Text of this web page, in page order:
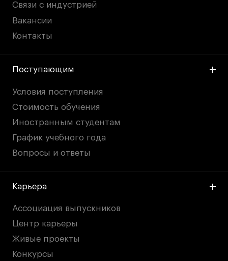
Связи с индустрией
Вакансии
Контакты
Поступающим
Условия поступления
Стоимость обучения
Иностранным студентам
График учебного года
Вопросы и ответы
Карьера
Ассоциация выпускников
Центр карьеры
Живые проекты
Конкурсы